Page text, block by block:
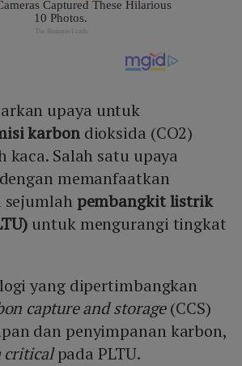
upaya untuk
karbondioksida (CO2)
kaca. Salah satu upaya
memanfaatkan
pembangkit listrik
untuk mengurangi tingkat
yang dipertimbangkan
capture and storage(CCS)
dan penyimpanan karbon,
criticalpada PLTU.